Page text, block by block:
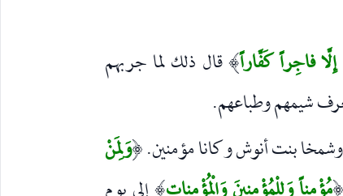
فاجِراً كَفَّاراً) قال ذلك لما جربهم
شيمهم وطباعهم.
بنت أنوش وكانا مؤمنين. (وَلِمَنْ
(
)